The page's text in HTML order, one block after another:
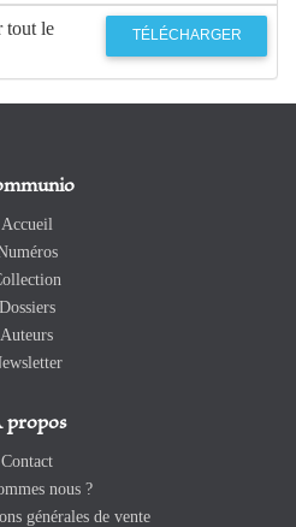
tout le
TÉLÉCHARGER
Accueil
Dossiers
Auteurs
propos
Contact
nous ?
générales de vente